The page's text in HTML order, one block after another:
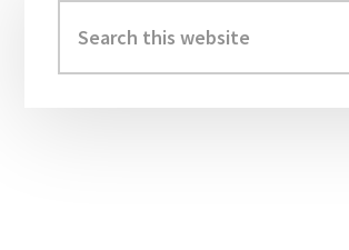
Sidebar
this
website